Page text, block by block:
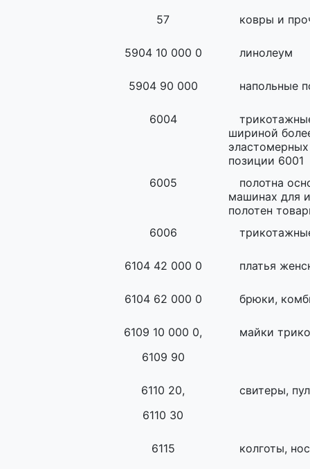
57 ковры и
5904 10 000 0 линолеум
5904 90 000 напольные
6004
шириной
позиции 6001
6005
полотна
машинах для
полотен
6006
6104 42 000 0 платья
6104 62 000 0 брюки,
6109 10 000 0,
6109 90
майки
6110 20,
6110 30
свитеры,
6115 колготы,